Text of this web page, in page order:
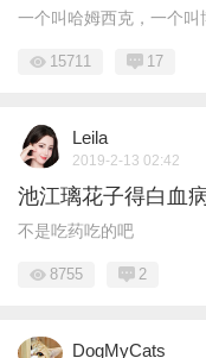
一个叫哈姆西克，一个叫
15711 17
Leila
2019-2-13 02:42
池江璃花子得白血
不是吃药吃的吧
8755 2
DogMyCats